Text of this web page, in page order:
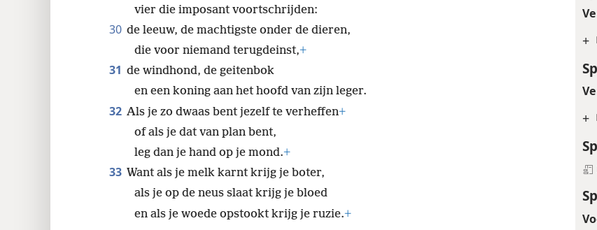
+
+
Er zijn er drie die een imposante tred hebben,
vier die imposant voortschrijden:
de leeuw, de machtigste onder de dieren,
die voor niemand terugdeinst,
de windhond, de geitenbok
en een koning aan het hoofd van zijn leger.
Als je zo dwaas bent jezelf te verheffen
of als je dat van plan bent,
leg dan je hand op je mond.+
Want als je melk karnt krijg je boter,
als je op de neus slaat krijg je bloed